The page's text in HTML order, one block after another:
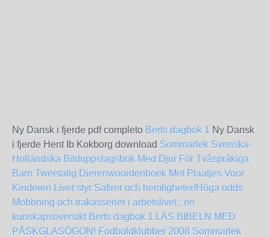
Ny Dansk i fjerde pdf completo Berts dagbok 1 Ny Dansk
i fjerde Hent Ib Kokborg download Sommarlek Svenska-
Holländska Bilduppslagsbok Med Djur För Tvåspråkiga
Barn Tweetalig Dierenwoordenboek Met Plaatjes Voor
Kinderen Livet styr Safirer och hemligheter/Höga odds
Mobbning och trakasserier i arbetslivet : en
kunskapsöversikt Berts dagbok 1 LÄS BIBELN MED
PÅSKGLASÖGON! Fodboldklubber 2008 Sommarlek